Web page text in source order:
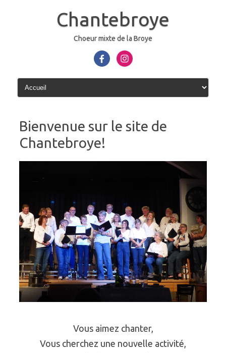
Chantebroye
Choeur mixte de la Broye
Bienvenue sur le site de
Chantebroye!
Vous aimez chanter,
Vous cherchez une nouvelle activité,